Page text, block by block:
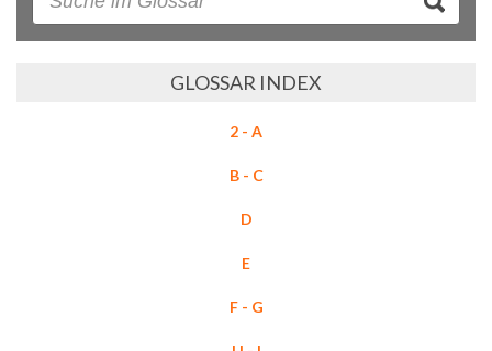
GLOSSAR INDEX
2 - A
B - C
D
E
F - G